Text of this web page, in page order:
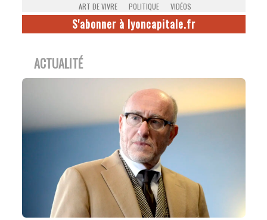
ART DE VIVRE
POLITIQUE VIDÉOS
S'abonner à lyoncapitale.fr
ACTUALITÉ